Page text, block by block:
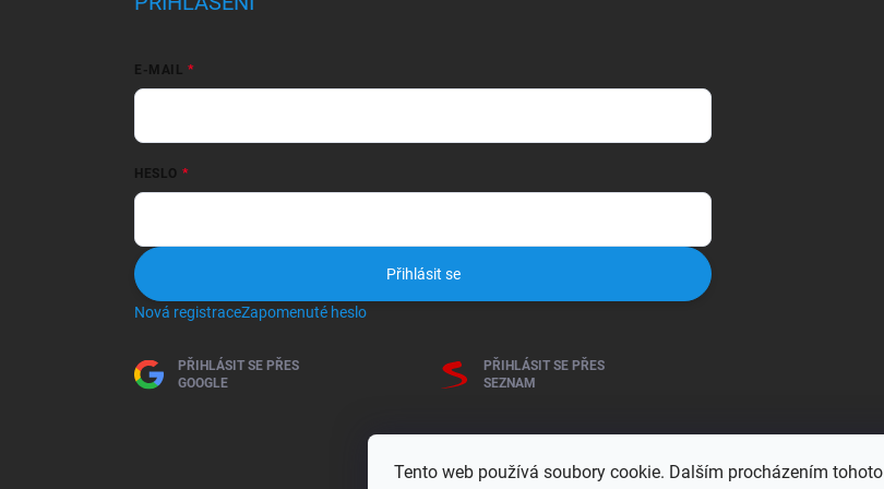
Tento web používá soubory cookie. Dalším procházením tohoto
E-MAIL
HESLO
Přihlásit se
Nová registraceZapomenuté heslo
PŘIHLÁSIT SE PŘES
GOOGLE
PŘIHLÁSIT SE PŘES
SEZNAM